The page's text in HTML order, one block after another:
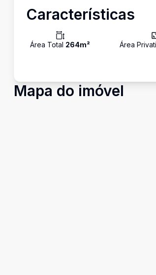
Características
Área Total 264m² Área
Mapa do imóvel